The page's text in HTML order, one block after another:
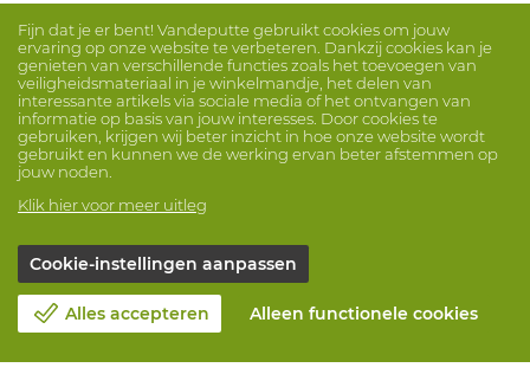
Fijn dat je er bent! Vandeputte gebruikt cookies om jouw
ervaring op onze website te verbeteren. Dankzij cookies kan je
genieten van verschillende functies zoals het toevoegen van
veiligheidsmateriaal in je winkelmandje, het delen van
interessante artikels via sociale media of het ontvangen van
informatie op basis van jouw interesses. Door cookies te
gebruiken, krijgen wij beter inzicht in hoe onze website wordt
gebruikt en kunnen we de werking ervan beter afstemmen op
jouw noden.
Klik hier voor meer uitleg
Cookie-instellingen aanpassen
Alles accepteren Alleen functionele cookies